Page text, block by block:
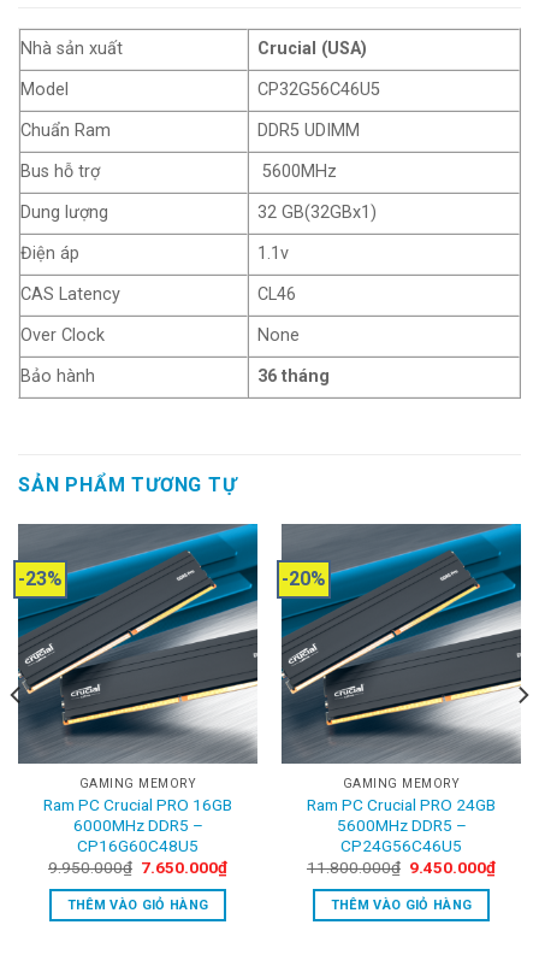
Nhà sản xuất
Crucial (USA)
Model
CP32G56C46U5
Chuẩn Ram
DDR5 UDIMM
Bus hỗ trợ
5600MHz
Dung lượng
32 GB(32GBx1)
Điện áp
1.1v
CAS Latency
CL46
Over Clock
None
Bảo hành
36 tháng
SẢN PHẨM TƯƠNG TỰ
-23%
GAMING MEMORY
Ram PC Crucial PRO 16GB
6000MHz DDR5 –
CP16G60C48U5
9.950.000₫ Original
was:
9.950.000₫.
7.650.000₫Current
THÊM VÀO GIỎ HÀNG
-20%
GAMING MEMORY
Ram PC Crucial PRO 24GB
5600MHz DDR5 –
CP24G56C46U5
11.800.000₫ Original
was:
11.800.000₫.
9.450.000₫
THÊM VÀO GIỎ HÀNG